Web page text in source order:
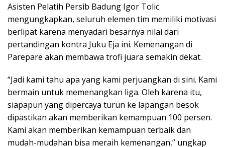
Asisten Pelatih Persib Badung Igor Tolic
mengungkapkan, seluruh elemen tim memiliki motivasi
berlipat karena menyadari besarnya nilai dari
pertandingan kontra Juku Eja ini. Kemenangan di
Parepare akan membawa trofi juara semakin dekat.
“Jadi kami tahu apa yang kami perjuangkan di sini. Kami
bermain untuk memenangkan liga. Oleh karena itu,
siapapun yang dipercaya turun ke lapangan besok
dipastikan akan memberikan kemampuan 100 persen.
Kami akan memberikan kemampuan terbaik dan
mudah-mudahan bisa meraih kemenangan,” ungkap